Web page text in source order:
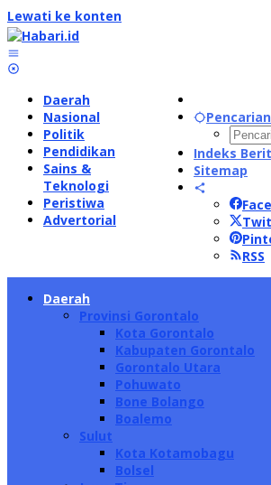
Lewati ke konten
Pencarian
Indeks
Sitemap
RSS
Daerah
Nasional
Politik
Pendidikan
Sains &
Teknologi
Peristiwa
Advertorial
Daerah
Provinsi Gorontalo
Kota Gorontalo
Kabupaten Gorontalo
Gorontalo Utara
Pohuwato
Bone Bolango
Boalemo
Sulut
Kota Kotamobagu
Bolsel